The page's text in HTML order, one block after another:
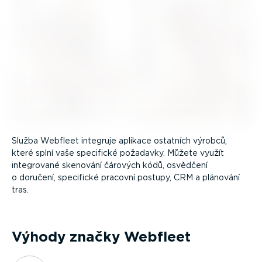
Služba Webfleet integruje aplikace ostatních výrobců,
které splní vaše specifické požadavky. Můžete využít
integrované skenování čárových kódů, osvědčení
o doručení, specifické pracovní postupy, CRM a plánování
tras.
Výhody značky Webfleet